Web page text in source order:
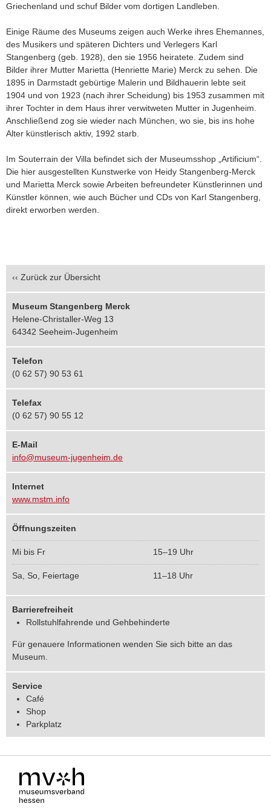
Griechenland und schuf Bilder vom dortigen Landleben.
Einige Räume des Museums zeigen auch Werke ihres Ehemannes,
des Musikers und späteren Dichters und Verlegers Karl
Stangenberg (geb. 1928), den sie 1956 heiratete. Zudem sind
Bilder ihrer Mutter Marietta (Henriette Marie) Merck zu sehen. Die
1895 in Darmstadt gebürtige Malerin und Bildhauerin lebte seit
1904 und von 1923 (nach ihrer Scheidung) bis 1953 zusammen mit
ihrer Tochter in dem Haus ihrer verwitweten Mutter in Jugenheim.
Anschließend zog sie wieder nach München, wo sie, bis ins hohe
Alter künstlerisch aktiv, 1992 starb.
Im Souterrain der Villa befindet sich der Museumsshop „Artificium“.
Die hier ausgestellten Kunstwerke von Heidy Stangenberg-Merck
und Marietta Merck sowie Arbeiten befreundeter Künstlerinnen und
Künstler können, wie auch Bücher und CDs von Karl Stangenberg,
direkt erworben werden.
‹‹ Zurück zur Übersicht
Museum Stangenberg Merck
Helene-Christaller-Weg 13
64342 Seeheim-Jugenheim
Telefon
(0 62 57) 90 53 61
Telefax
(0 62 57) 90 55 12
E-Mail
info@museum-jugenheim.de
Internet
www.mstm.info
Öffnungszeiten
Mi bis Fr 15–19 Uhr
Sa, So, Feiertage 11–18 Uhr
Barrierefreiheit
Rollstuhlfahrende und Gehbehinderte
Für genauere Informationen wenden Sie sich bitte an das
Museum.
Service
Café
Shop
Parkplatz